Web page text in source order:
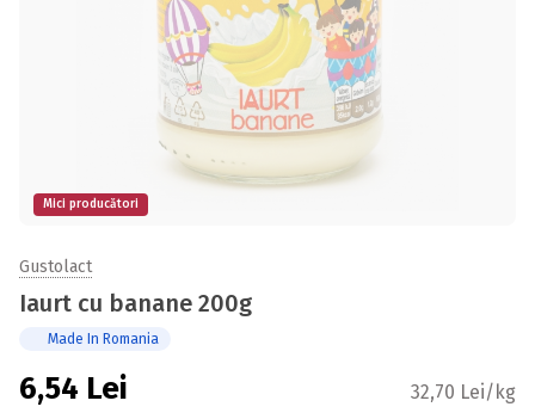
Mici producători
Gustolact
Iaurt cu banane 200g
Made In Romania
6,54 Lei 32,70 Lei/kg